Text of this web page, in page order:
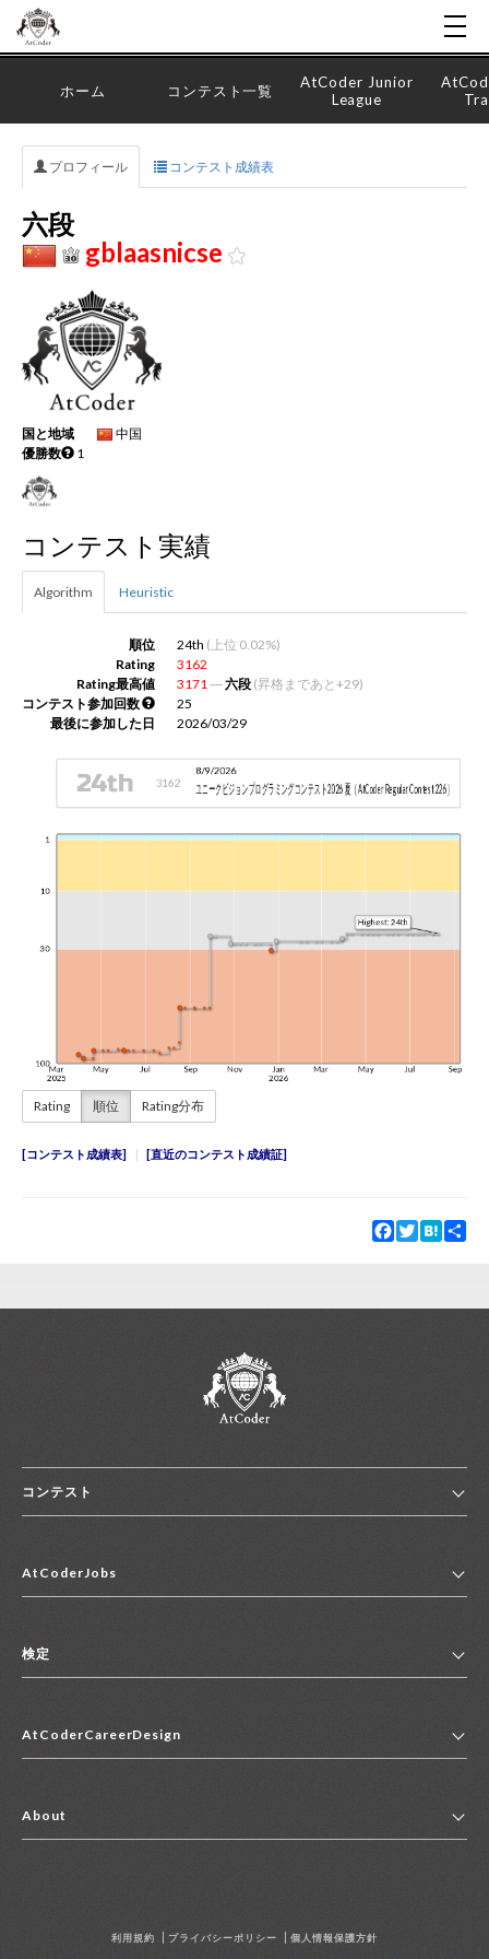
新規登録
ホーム コンテスト一覧
AtCoder Junior
League
プロフィール コンテスト成績表
六段
gblaasnicse
国と地域
中国
優勝数
1
コンテスト実績
Algorithm Heuristic
順位 24th (上位 0.02%)
Rating
3162
Rating最高値
3171―六段 (昇格まであと+29)
コンテスト参加回数
25
最後に参加した日
2026/03/29
Rating 順位 Rating分布
コンテスト成績表 直近のコンテスト成績証
Facebook
TwitterHatena
コンテスト
コンテスト一覧
便利リンク集
AtCoderJobs
2027年新卒採用求人一覧
中途採用求人一覧
その他求人一覧
検定
マイページ
AtCoderCareerDesign
About
利用規約 プライバシーポリシー 個人情報保護方針